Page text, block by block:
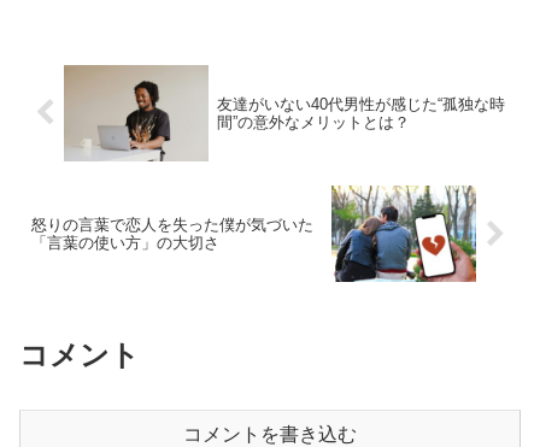
友達がいない40代男性が感じた“孤独な時
間”の意外なメリットとは？
怒りの言葉で恋人を失った僕が気づいた
「言葉の使い方」の大切さ
コメント
コメントを書き込む